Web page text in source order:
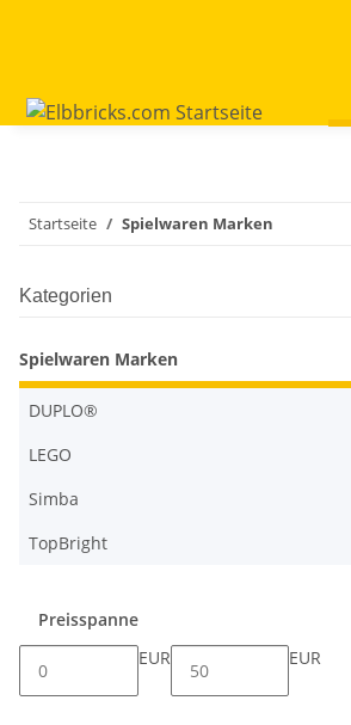
Startseite Spielwaren Marken
Kategorien
Spielwaren Marken
DUPLO®
LEGO
Simba
TopBright
Preisspanne
EUR
EUR